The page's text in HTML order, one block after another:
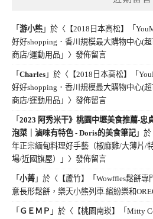
「 游小熊 」於〈 【2018日本高松】「
好好shopping．香川規模最大購物中心(
商店/運動用品」 〉發佈留言
「 Charles 」於〈 【2018日本高松】「
好好shopping．香川規模最大購物中心(
商店/運動用品」 〉發佈留言
「 2023 阿秀米干》桃園中壢美食推薦-忠
泡菜｜滷味有特色 - Doris的美食筆記 」於
年正宗緬甸料理好手藝（椒麻雞/大薄片/
場/近國旗屋）」 〉發佈留言
「 小菁 」於〈 【蘆竹】「Wowffles鬆餅
意長形鬆餅，樂天小熊列車.繽紛樂和
「 ＧＥＭＰ 」於〈 【桃園南崁】「Mitty